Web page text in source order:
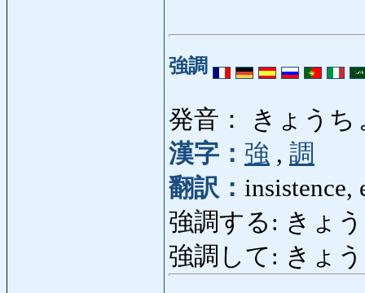
強調
発音： きょうち
漢字： 強 , 調
翻訳： insistence,
強調する: きょう
強調して: きょ